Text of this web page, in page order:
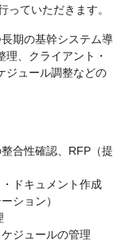
っていただきます。
期の基幹システム導
理、クライアント・
ジュール調整などの
合性確認、RFP（提
ドキュメント作成
ション）
ジュールの管理